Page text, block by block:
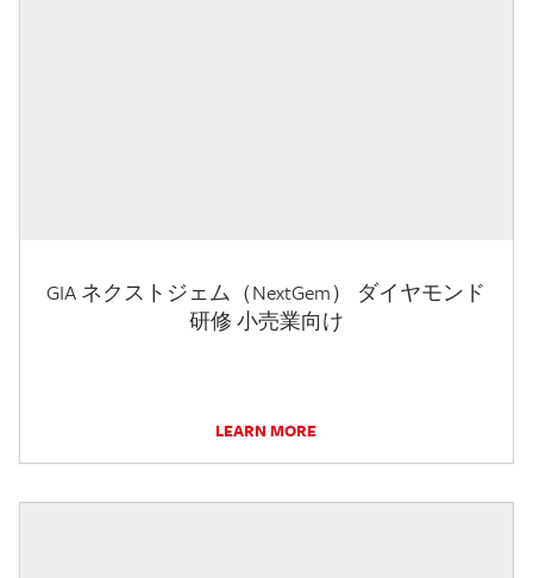
GIA ネクストジェム（NextGem） ダイヤモンド
研修 小売業向け
LEARN MORE